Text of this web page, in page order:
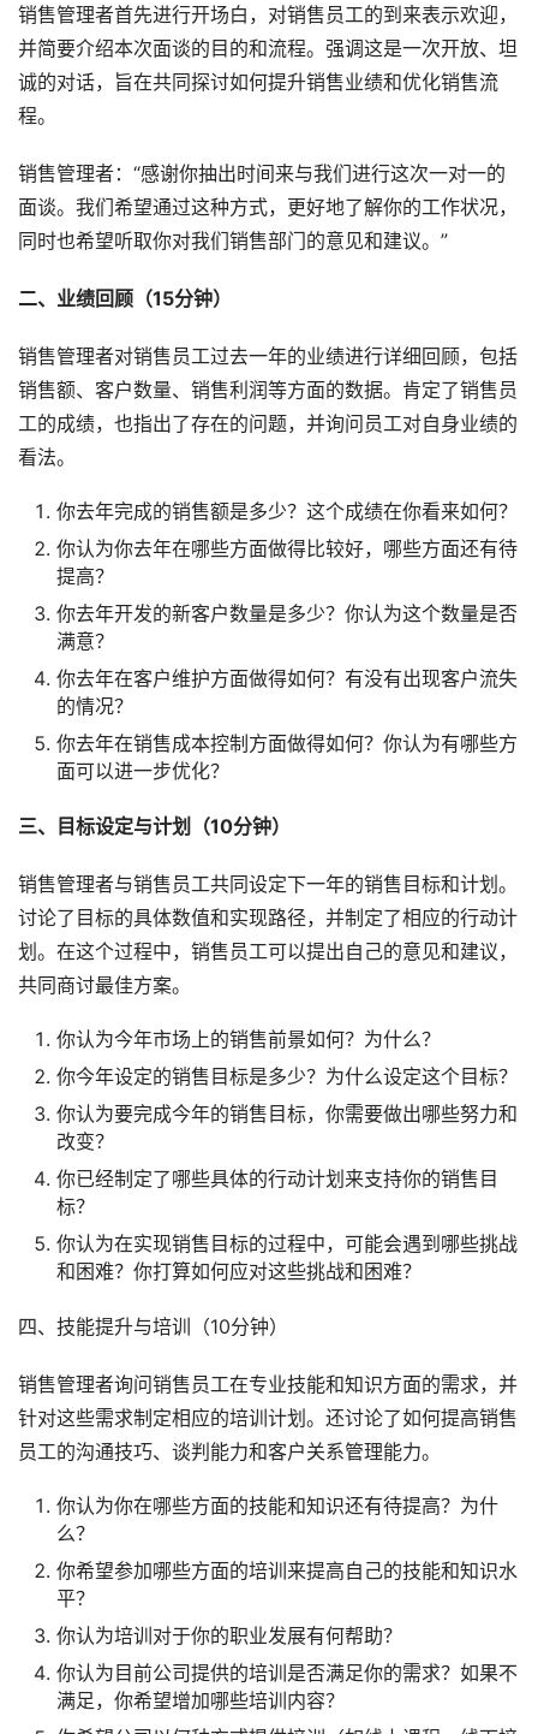
销售管理者首先进行开场白，对销售员工的到来表示欢迎，
并简要介绍本次面谈的目的和流程。强调这是一次开放、坦
诚的对话，旨在共同探讨如何提升销售业绩和优化销售流
程。
销售管理者：“感谢你抽出时间来与我们进行这次一对一的
面谈。我们希望通过这种方式，更好地了解你的工作状况，
同时也希望听取你对我们销售部门的意见和建议。”
二、业绩回顾（15分钟）
销售管理者对销售员工过去一年的业绩进行详细回顾，包括
销售额、客户数量、销售利润等方面的数据。肯定了销售员
工的成绩，也指出了存在的问题，并询问员工对自身业绩的
看法。
你去年完成的销售额是多少？这个成绩在你看来如何？
你认为你去年在哪些方面做得比较好，哪些方面还有待
提高？
你去年开发的新客户数量是多少？你认为这个数量是否
满意？
你去年在客户维护方面做得如何？有没有出现客户流失
的情况？
你去年在销售成本控制方面做得如何？你认为有哪些方
面可以进一步优化？
三、目标设定与计划（10分钟）
销售管理者与销售员工共同设定下一年的销售目标和计划。
讨论了目标的具体数值和实现路径，并制定了相应的行动计
划。在这个过程中，销售员工可以提出自己的意见和建议，
共同商讨最佳方案。
你认为今年市场上的销售前景如何？为什么？
你今年设定的销售目标是多少？为什么设定这个目标？
你认为要完成今年的销售目标，你需要做出哪些努力和
改变？
你已经制定了哪些具体的行动计划来支持你的销售目
标？
你认为在实现销售目标的过程中，可能会遇到哪些挑战
和困难？你打算如何应对这些挑战和困难？
四、技能提升与培训（10分钟）
销售管理者询问销售员工在专业技能和知识方面的需求，并
针对这些需求制定相应的培训计划。还讨论了如何提高销售
员工的沟通技巧、谈判能力和客户关系管理能力。
你认为你在哪些方面的技能和知识还有待提高？为什
么？
你希望参加哪些方面的培训来提高自己的技能和知识水
平？
你认为培训对于你的职业发展有何帮助？
你认为目前公司提供的培训是否满足你的需求？如果不
满足，你希望增加哪些培训内容？